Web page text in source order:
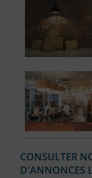
CONSULTER
D'ANNONCES